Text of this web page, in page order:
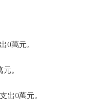
萬元。
。
0萬元。